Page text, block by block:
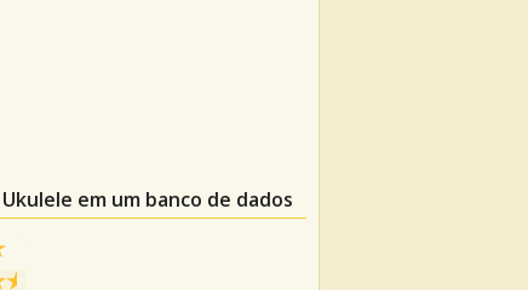
em um banco de dados